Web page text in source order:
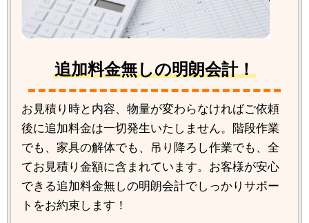
追加料金無しの明朗会計！
お見積り時と内容、物量が変わらなければご依頼
後に追加料金は一切発生いたしません。階段作業
でも、家具の解体でも、吊り降ろし作業でも、全
てお見積り金額に含まれています。お客様が安心
できる追加料金無しの明朗会計でしっかりサポー
トをお約束します！